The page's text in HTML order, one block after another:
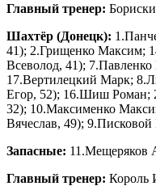
Главный тренер:
Шахтёр (Донецк):
41); 2.Грищенко Максим;
Всеволод, 41);
17.Вертилецкий Марк;
Егор, 52); 16.Шиш Роман;
32); 10.Максименко
Вячеслав, 49);
Запасные: 11.Мещеряков
Главный тренер: Король